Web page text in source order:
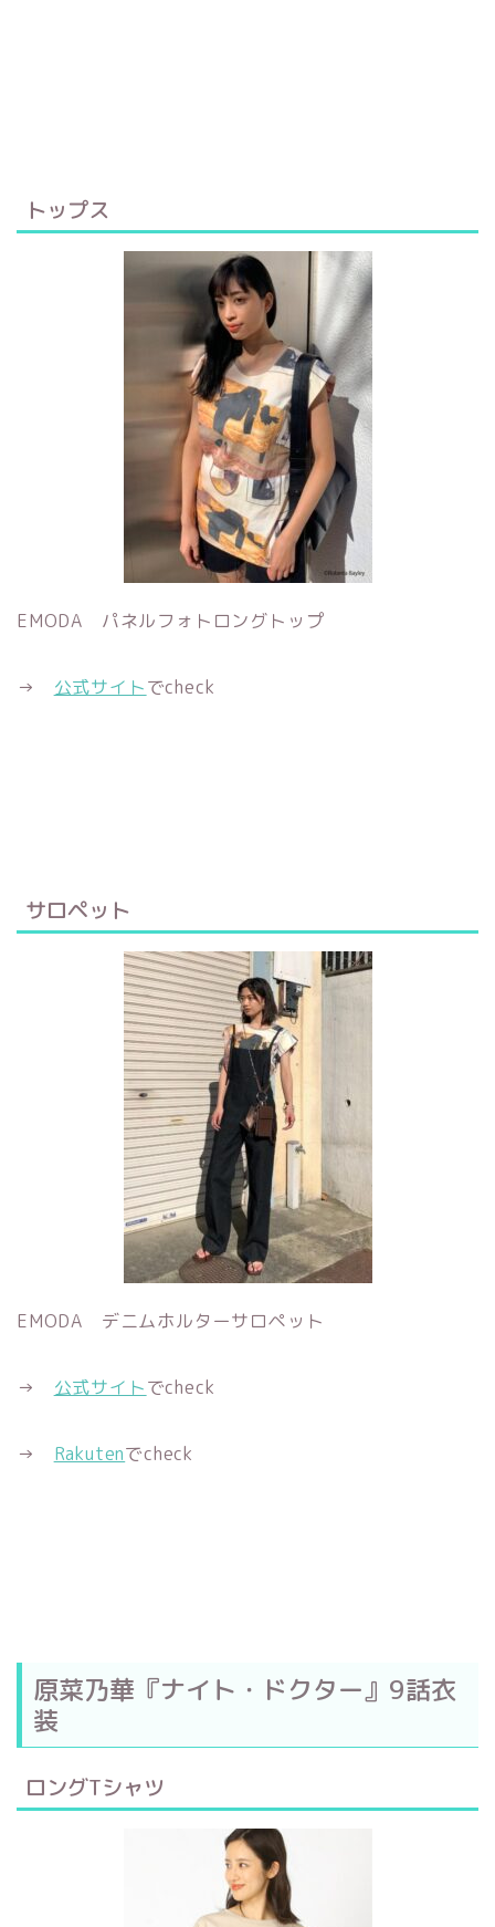
トップス
EMODA パネルフォトロングトップ
→ 公式サイトでcheck
サロペット
EMODA デニムホルターサロペット
→ 公式サイトでcheck
→ Rakutenでcheck
原菜乃華『ナイト・ドクター』9話衣
装
ロングTシャツ